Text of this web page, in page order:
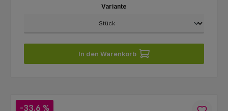
Variante
In den Warenkorb
-33.6 %